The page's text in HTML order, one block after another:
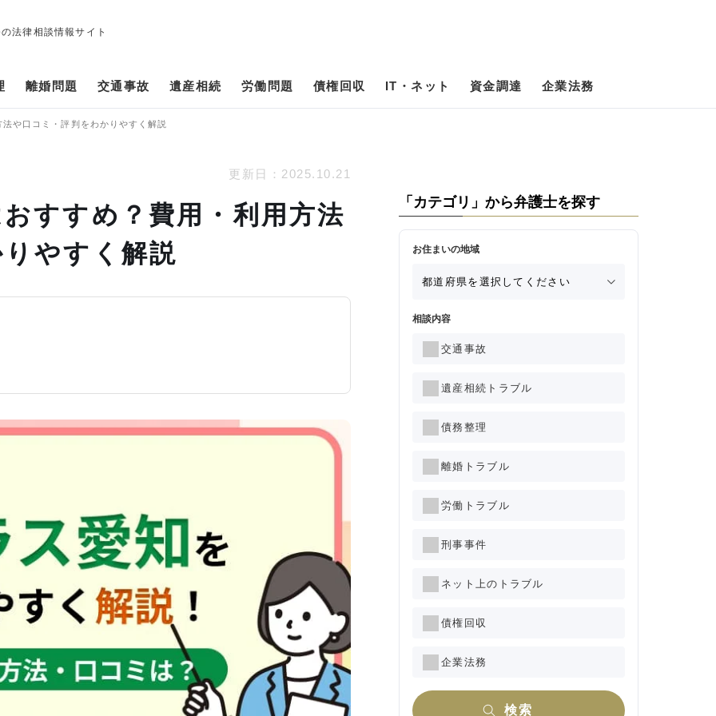
法律相談情報サイト
離婚問題 交通事故 遺産相続 労働問題 債権回収 IT・ネット 資金調達 企業法務
や口コミ・評判をわかりやすく解説
更新日： 2025.10.21
すすめ？費用・利用方法
やすく解説
「カテゴリ」から弁護士を探す
お住まいの地域
相談内容
交通事故
遺産相続トラブル
債務整理
離婚トラブル
労働トラブル
刑事事件
ネット上のトラブル
債権回収
企業法務
検索